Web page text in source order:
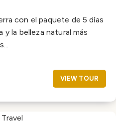
con el paquete de 5 días
la belleza natural más
VIEW TOUR